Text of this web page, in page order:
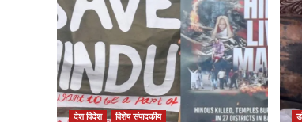
देश विदेश विशेष संपादकीय